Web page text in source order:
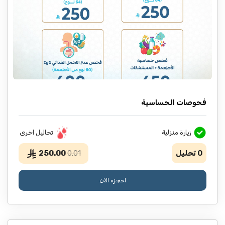
فحوصات الحساسية
زيارة منزلية تحاليل اخرى
0 تحليل 0.01
250.00
احجزه الان